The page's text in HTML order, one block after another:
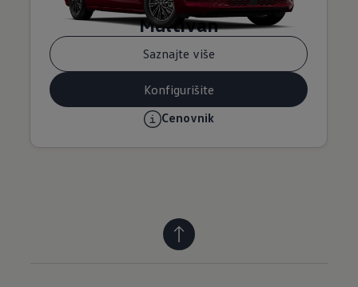
Multivan
Saznajte više
Konfigurišite
Cenovnik